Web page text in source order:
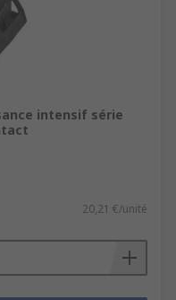
intensif série
20,21 €/unité